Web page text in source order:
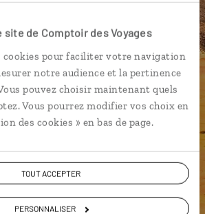
site de Comptoir des Voyages
cookies pour faciliter votre navigation
notre audience et la pertinence
pouvez choisir maintenant quels
Vous pourrez modifier vos choix en
des cookies » en bas de page.
TOUT ACCEPTER
PERSONNALISER